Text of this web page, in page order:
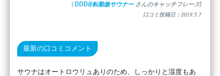
( DDD@転勤族サウナー さんのキャッチフレーズ)
口コミ投稿日：2019.5.7
最新の口コミコメント
サウナはオートロウリュありのため、しっかりと湿度もあ